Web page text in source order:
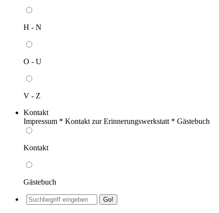
H - N
O - U
V - Z
Kontakt
Impressum * Kontakt zur Erinnerungswerkstatt * Gästebuch
Kontakt
Gästebuch